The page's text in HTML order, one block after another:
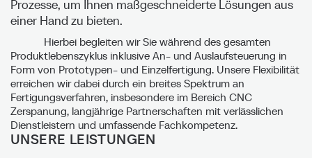
Prozesse, um Ihnen maßgeschneiderte Lösungen aus
einer Hand zu bieten.
Hierbei begleiten wir Sie während des gesamten
Produktlebenszyklus inklusive An- und Auslaufsteuerung in
Form von Prototypen- und Einzelfertigung. Unsere Flexibilität
erreichen wir dabei durch ein breites Spektrum an
Fertigungsverfahren, insbesondere im Bereich CNC
Zerspanung, langjährige Partnerschaften mit verlässlichen
Dienstleistern und umfassende Fachkompetenz.
UNSERE LEISTUNGEN